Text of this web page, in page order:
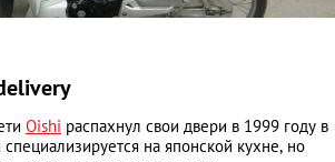
Oishi распахнул свои двери в 1999 году в
на японской кухне, но